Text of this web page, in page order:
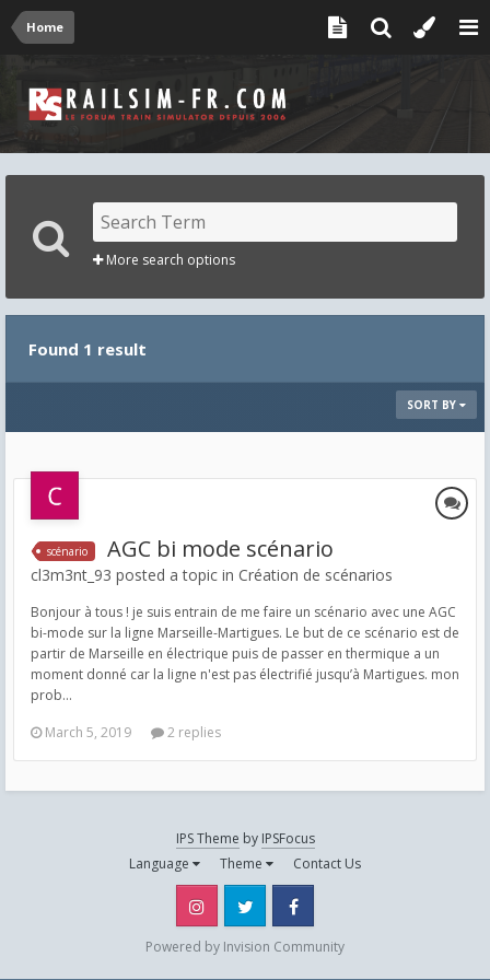
Home
More search options
Found 1 result
SORT BY
scénario AGC bi mode scénario
cl3m3nt_93 posted a topic in Création de scénarios
Bonjour à tous ! je suis entrain de me faire un scénario avec une AGC
bi-mode sur la ligne Marseille-Martigues. Le but de ce scénario est de
partir de Marseille en électrique puis de passer en thermique a un
moment donné car la ligne n'est pas électrifié jusqu’à Martigues. mon
prob...
March 5, 2019
2 replies
IPS Theme by IPSFocus
Language
Theme Contact Us
Instagram Twitter
Powered by Invision Community